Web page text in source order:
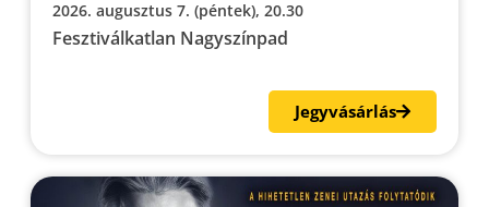
2026. augusztus 7. (péntek), 20.30
Fesztiválkatlan Nagyszínpad
Jegyvásárlás